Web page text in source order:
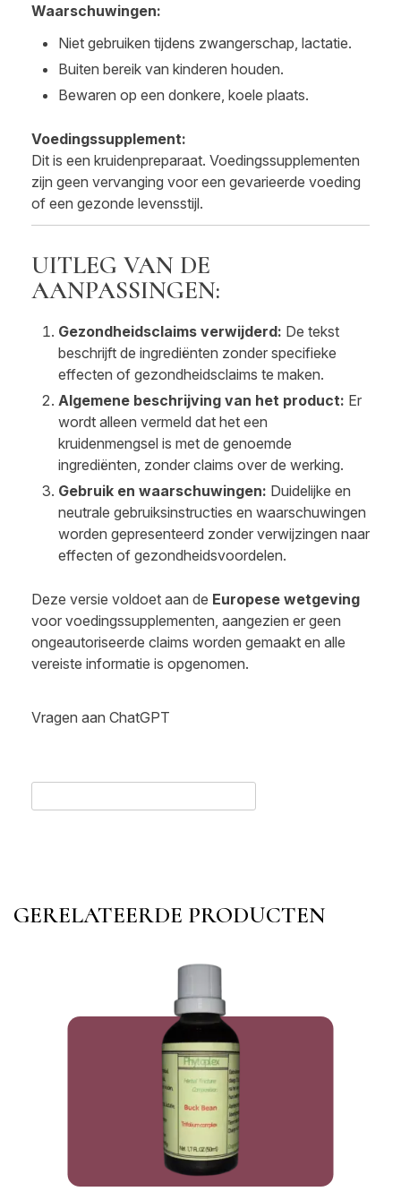
Waarschuwingen:
Niet gebruiken tijdens zwangerschap, lactatie.
Buiten bereik van kinderen houden.
Bewaren op een donkere, koele plaats.
Voedingssupplement:
Dit is een kruidenpreparaat. Voedingssupplementen
zijn geen vervanging voor een gevarieerde voeding
of een gezonde levensstijl.
UITLEG VAN DE
AANPASSINGEN:
Gezondheidsclaims verwijderd: De tekst
beschrijft de ingrediënten zonder specifieke
effecten of gezondheidsclaims te maken.
Algemene beschrijving van het product: Er
wordt alleen vermeld dat het een
kruidenmengsel is met de genoemde
ingrediënten, zonder claims over de werking.
Gebruik en waarschuwingen: Duidelijke en
neutrale gebruiksinstructies en waarschuwingen
worden gepresenteerd zonder verwijzingen naar
effecten of gezondheidsvoordelen.
Deze versie voldoet aan de Europese wetgeving
voor voedingssupplementen, aangezien er geen
ongeautoriseerde claims worden gemaakt en alle
vereiste informatie is opgenomen.
Vragen aan ChatGPT
GERELATEERDE PRODUCTEN